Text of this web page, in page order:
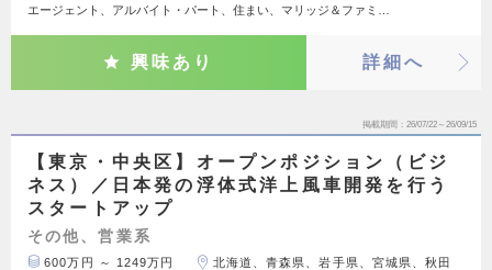
エージェント、アルバイト・パート、住まい、マリッジ＆ファミ…
興味あり 詳細へ
掲載期間 26/07/22～26/09/15
【東京・中央区】オープンポジション（ビジ
ネス）／日本発の浮体式洋上風車開発を行う
スタートアップ
その他、営業系
600万円 ～ 1249万円
北海道、青森県、岩手県、宮城県、秋田